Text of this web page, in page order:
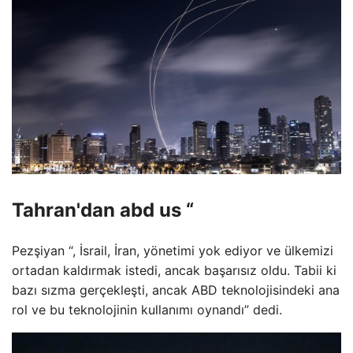
Tahran'dan abd us “
Pezşiyan “, İsrail, İran, yönetimi yok ediyor ve ülkemizi
ortadan kaldırmak istedi, ancak başarısız oldu. Tabii ki
bazı sızma gerçekleşti, ancak ABD teknolojisindeki ana
rol ve bu teknolojinin kullanımı oynandı” dedi.